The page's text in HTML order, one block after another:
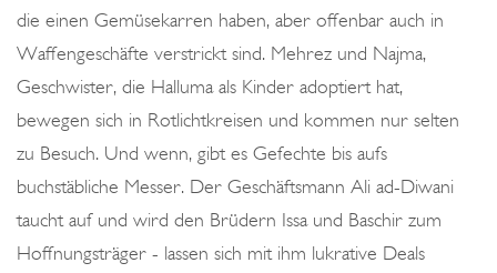
die einen Gemüsekarren haben, aber offenbar auch in
Waffengeschäfte verstrickt sind. Mehrez und Najma,
Geschwister, die Halluma als Kinder adoptiert hat,
bewegen sich in Rotlichtkreisen und kommen nur selten
zu Besuch. Und wenn, gibt es Gefechte bis aufs
buchstäbliche Messer. Der Geschäftsmann Ali ad-Diwani
taucht auf und wird den Brüdern Issa und Baschir zum
Hoffnungsträger - lassen sich mit ihm lukrative Deals